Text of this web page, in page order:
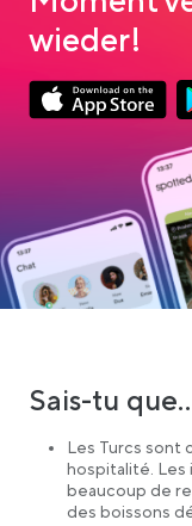
wieder!
Link opens in a
Sais-tu
Les Turcs sont
hospitalité. Les
beaucoup de
des boissons